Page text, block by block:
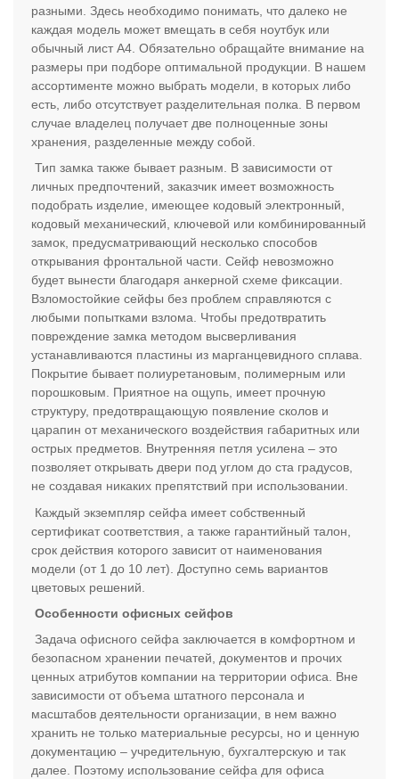
разными. Здесь необходимо понимать, что далеко не
каждая модель может вмещать в себя ноутбук или
обычный лист А4. Обязательно обращайте внимание на
размеры при подборе оптимальной продукции. В нашем
ассортименте можно выбрать модели, в которых либо
есть, либо отсутствует разделительная полка. В первом
случае владелец получает две полноценные зоны
хранения, разделенные между собой.
Тип замка также бывает разным. В зависимости от
личных предпочтений, заказчик имеет возможность
подобрать изделие, имеющее кодовый электронный,
кодовый механический, ключевой или комбинированный
замок, предусматривающий несколько способов
открывания фронтальной части. Сейф невозможно
будет вынести благодаря анкерной схеме фиксации.
Взломостойкие сейфы без проблем справляются с
любыми попытками взлома. Чтобы предотвратить
повреждение замка методом высверливания
устанавливаются пластины из марганцевидного сплава.
Покрытие бывает полиуретановым, полимерным или
порошковым. Приятное на ощупь, имеет прочную
структуру, предотвращающую появление сколов и
царапин от механического воздействия габаритных или
острых предметов. Внутренняя петля усилена – это
позволяет открывать двери под углом до ста градусов,
не создавая никаких препятствий при использовании.
Каждый экземпляр сейфа имеет собственный
сертификат соответствия, а также гарантийный талон,
срок действия которого зависит от наименования
модели (от 1 до 10 лет). Доступно семь вариантов
цветовых решений.
Особенности офисных сейфов
Задача офисного сейфа заключается в комфортном и
безопасном хранении печатей, документов и прочих
ценных атрибутов компании на территории офиса. Вне
зависимости от объема штатного персонала и
масштабов деятельности организации, в нем важно
хранить не только материальные ресурсы, но и ценную
документацию – учредительную, бухгалтерскую и так
далее. Поэтому использование сейфа для офиса